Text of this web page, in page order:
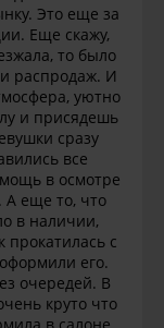
Это еще за
Еще скажу,
то было
распродаж. И
уютно
и присядешь
сразу
все
в осмотре
еще то, что
в наличии,
прокатилась с
его.
очередей. В
круто что